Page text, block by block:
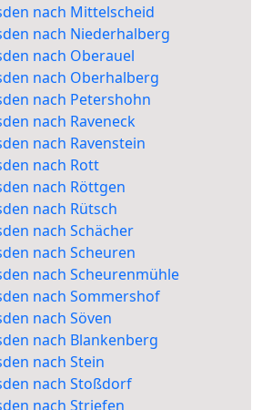
nach Mittelscheid
nach Niederhalberg
nach Oberauel
nach Oberhalberg
nach Petershohn
nach Raveneck
nach Ravenstein
nach Rott
nach Röttgen
nach Rütsch
nach Schächer
nach Scheuren
nach Scheurenmühle
nach Sommershof
nach Söven
nach Blankenberg
nach Stein
nach Stoßdorf
nach Striefen